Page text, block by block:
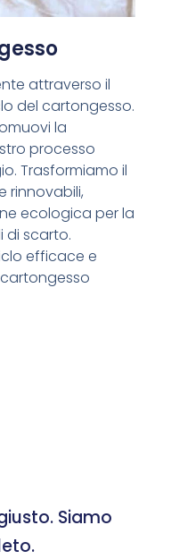
attraverso il
del cartongesso.
la
processo
Trasformiamo il
rinnovabili,
ecologica per la
di scarto.
efficace e
Siamo